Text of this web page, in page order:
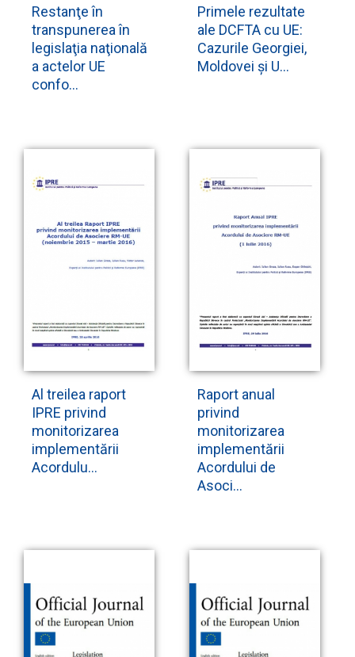
Restanţe în
transpunerea în
legislaţia naţională
a actelor UE
confo...
Primele rezultate
ale DCFTA cu UE:
Cazurile Georgiei,
Moldovei și U...
Al treilea raport
IPRE privind
monitorizarea
implementării
Acordulu...
Raport anual
privind
monitorizarea
implementării
Acordului de
Asoci...